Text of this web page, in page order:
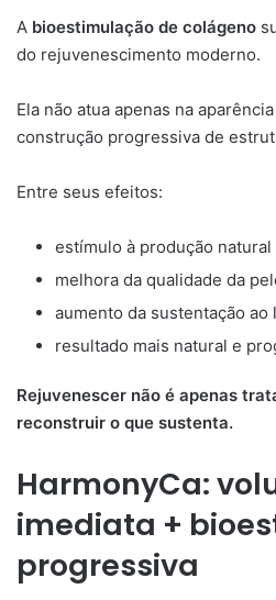
A bioestimulação de colágeno
do rejuvenescimento moderno.
Ela não atua apenas na
construção progressiva de
Entre seus efeitos:
estímulo à produção
melhora da qualidade da
aumento da sustentação ao
resultado mais natural e
Rejuvenescer não é apenas
reconstruir o que sustenta.
HarmonyCa:
imediata +
progressiva